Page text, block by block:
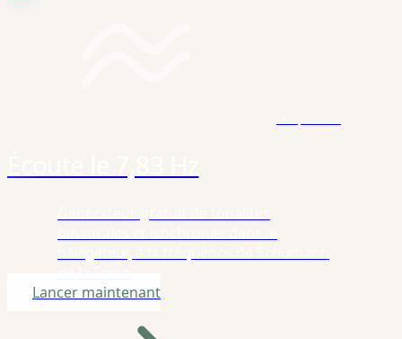
Lancer maintenant